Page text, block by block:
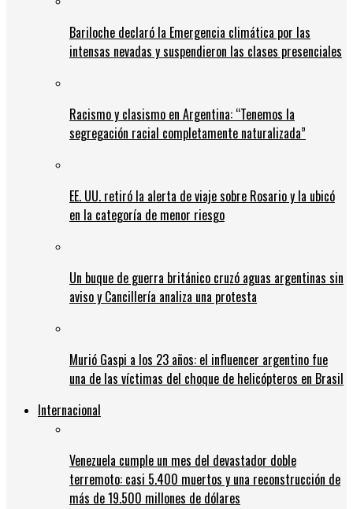
Bariloche declaró la Emergencia climática por las
intensas nevadas y suspendieron las clases presenciales
Racismo y clasismo en Argentina: “Tenemos la
segregación racial completamente naturalizada”
EE. UU. retiró la alerta de viaje sobre Rosario y la ubicó
en la categoría de menor riesgo
Un buque de guerra británico cruzó aguas argentinas sin
aviso y Cancillería analiza una protesta
Murió Gaspi a los 23 años: el influencer argentino fue
una de las víctimas del choque de helicópteros en Brasil
Internacional
Venezuela cumple un mes del devastador doble
terremoto: casi 5.400 muertos y una reconstrucción de
más de 19.500 millones de dólares